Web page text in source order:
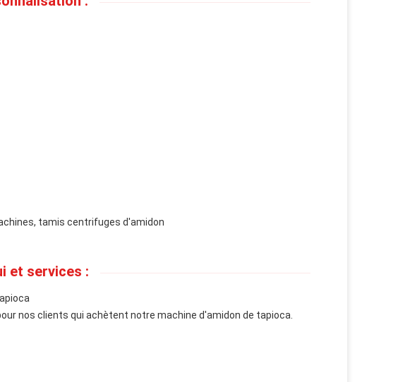
tamis centrifuges d'amidon
et services :
nos clients qui achètent notre machine d'amidon de tapioca.